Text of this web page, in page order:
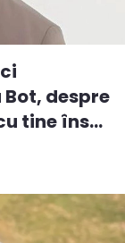
despre
tine îns...